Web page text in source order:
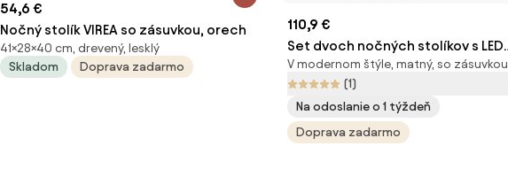
54,6 €
Nočný stolík VIREA so zásuvkou, orech
41×28×40 cm, drevený, lesklý
Skladom
Doprava zadarmo
110,9 €
Set dvoch nočných stolíkov s LED
osvetlením LET710B01 (2 ks)
V modernom štýle, matný, so zásuvkou
(1)
Na odoslanie o 1 týždeň
Doprava zadarmo